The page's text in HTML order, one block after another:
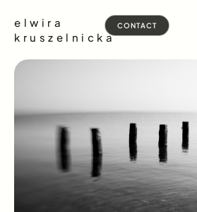
elwira
kruszelnicka
CONTACT